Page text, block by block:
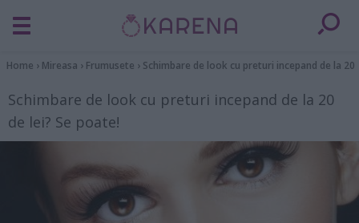
Home › Mireasa › Frumusete › Schimbare de look cu preturi incepand de la 20
Schimbare de look cu preturi incepand de la 20
de lei? Se poate!